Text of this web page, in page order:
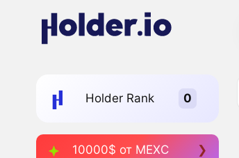
Holder Rank
10000$ от MEXC